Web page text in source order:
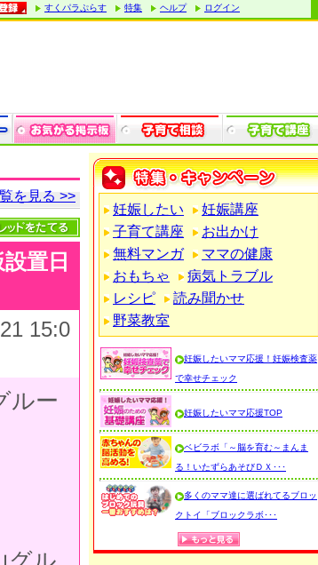
すくパラぷらす 特集 ヘルプ ログイン
を見る >>
置日
15:0
ルー
妊娠したい
妊娠講座
子育て講座
お出かけ
無料マンガ
ママの健康
おもちゃ
病気トラブル
レシピ
読み聞かせ
野菜教室
妊娠したいママ応援！妊娠検査薬
で幸せチェック
妊娠したいママ応援TOP
ベビラボ「～脳を育む～まんま
る！いたずらあそびＤＸ･･･
多くのママ達に選ばれてるブロッ
クトイ「ブロックラボ･･･